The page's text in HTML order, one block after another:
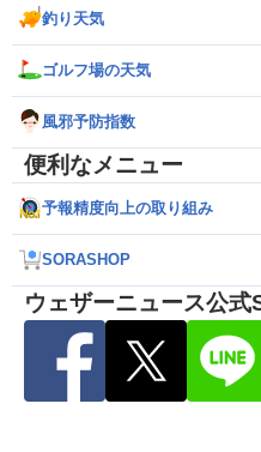
釣り天気
ゴルフ場の天気
風邪予防指数
便利なメニュー
予報精度向上の取り組み
SORASHOP
ウェザーニュース公式